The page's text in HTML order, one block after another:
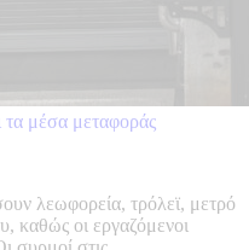
μέσα μεταφοράς
λεωφορεία, τρόλεϊ, μετρό
καθώς οι εργαζόμενοι